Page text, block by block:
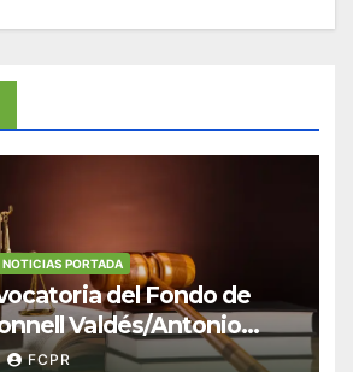
NOTICIAS PORTADA
del Fondo de
Valdés/Antonio
para estudiantes de
FCPR